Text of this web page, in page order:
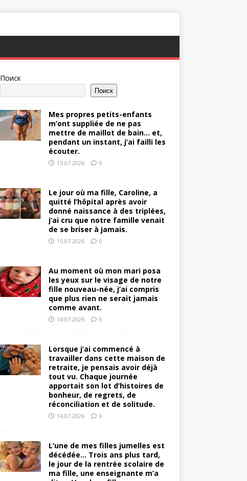
Поиск
Поиск
Mes propres petits-enfants
m’ont suppliée de ne pas
mettre de maillot de bain… et,
pendant un instant, j’ai failli les
écouter.
15.07.2026 0
Le jour où ma fille, Caroline, a
quitté l’hôpital après avoir
donné naissance à des triplées,
j’ai cru que notre famille venait
de se briser à jamais.
15.07.2026 0
Au moment où mon mari posa
les yeux sur le visage de notre
fille nouveau-née, j’ai compris
que plus rien ne serait jamais
comme avant.
14.07.2026 0
Lorsque j’ai commencé à
travailler dans cette maison de
retraite, je pensais avoir déjà
tout vu. Chaque journée
apportait son lot d’histoires de
bonheur, de regrets, de
réconciliation et de solitude.
14.07.2026 0
L’une de mes filles jumelles est
décédée… Trois ans plus tard,
le jour de la rentrée scolaire de
ma fille, une enseignante m’a